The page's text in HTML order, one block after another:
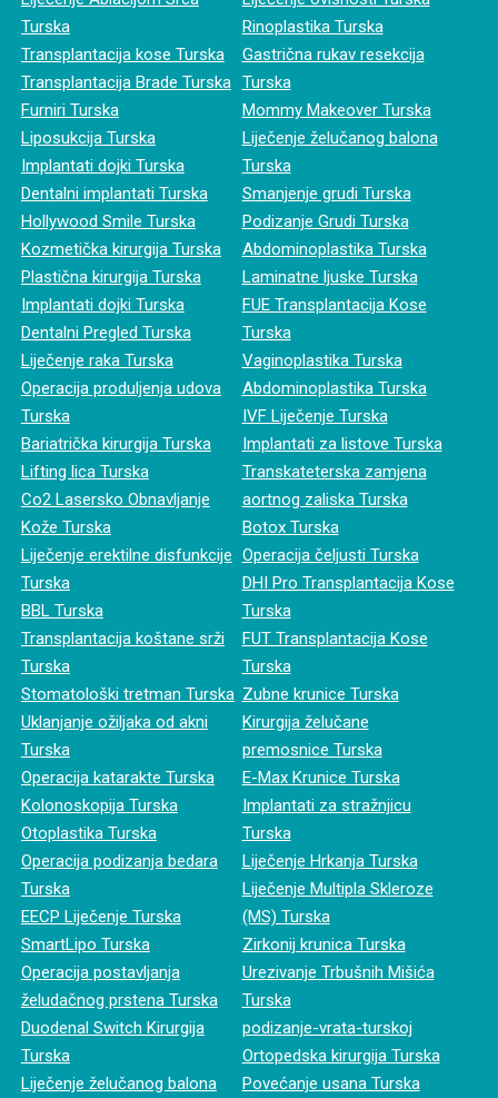
Turska
Transplantacija kose Turska
Transplantacija Brade Turska
Furniri Turska
Liposukcija Turska
Implantati dojki Turska
Dentalni implantati Turska
Hollywood Smile Turska
Kozmetička kirurgija Turska
Plastična kirurgija Turska
Implantati dojki Turska
Dentalni Pregled Turska
Liječenje raka Turska
Operacija produljenja udova
Turska
Bariatrička kirurgija Turska
Lifting lica Turska
Co2 Lasersko Obnavljanje
Kože Turska
Liječenje erektilne disfunkcije
Turska
BBL Turska
Transplantacija koštane srži
Turska
Stomatološki tretman Turska
Uklanjanje ožiljaka od akni
Turska
Operacija katarakte Turska
Kolonoskopija Turska
Otoplastika Turska
Operacija podizanja bedara
Turska
EECP Liječenje Turska
SmartLipo Turska
Operacija postavljanja
želudačnog prstena Turska
Duodenal Switch Kirurgija
Turska
Liječenje želučanog balona
Rinoplastika Turska
Gastrična rukav resekcija
Turska
Mommy Makeover Turska
Liječenje želučanog balona
Turska
Smanjenje grudi Turska
Podizanje Grudi Turska
Abdominoplastika Turska
Laminatne ljuske Turska
FUE Transplantacija Kose
Turska
Vaginoplastika Turska
Abdominoplastika Turska
IVF Liječenje Turska
Implantati za listove Turska
Transkateterska zamjena
aortnog zaliska Turska
Botox Turska
Operacija čeljusti Turska
DHI Pro Transplantacija Kose
Turska
FUT Transplantacija Kose
Turska
Zubne krunice Turska
Kirurgija želučane
premosnice Turska
E-Max Krunice Turska
Implantati za stražnjicu
Turska
Liječenje Hrkanja Turska
Liječenje Multipla Skleroze
(MS) Turska
Zirkonij krunica Turska
Urezivanje Trbušnih Mišića
Turska
podizanje-vrata-turskoj
Ortopedska kirurgija Turska
Povećanje usana Turska